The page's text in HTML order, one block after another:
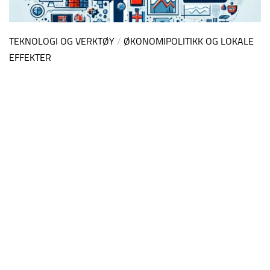
TEKNOLOGI OG VERKTØY / ØKONOMIPOLITIKK OG LOKALE
EFFEKTER